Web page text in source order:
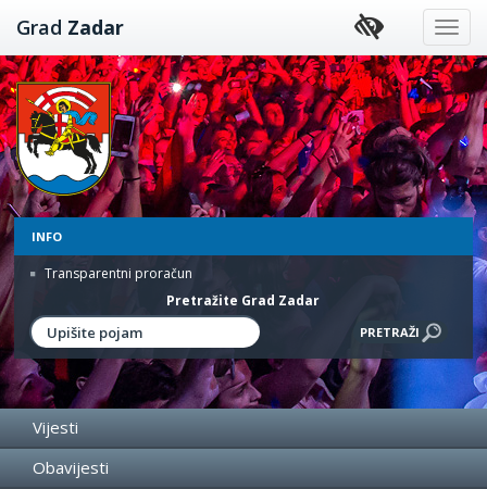
Preskoči
na
sadržaj
Grad Zadar
INFO
Transparentni proračun
Pretražite Grad Zadar
Vijesti
Obavijesti